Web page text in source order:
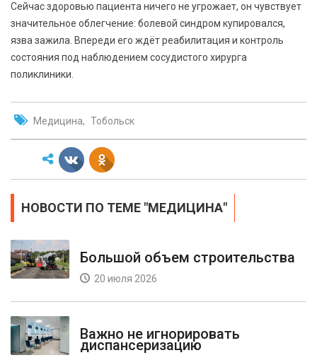
Сейчас здоровью пациента ничего не угрожает, он чувствует
значительное облегчение: болевой синдром купировался,
язва зажила. Впереди его ждёт реабилитация и контроль
состояния под наблюдением сосудистого хирурга
поликлиники.
Медицина Тобольск
НОВОСТИ ПО ТЕМЕ "МЕДИЦИНА"
Большой объем строительства
20 июля 2026
Важно не игнорировать
диспансеризацию